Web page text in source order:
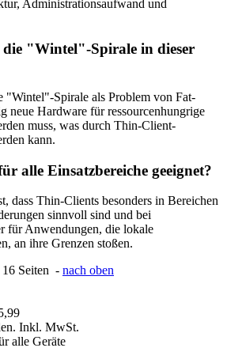
Administrationsaufwand und
die "Wintel"-Spirale in dieser
"Wintel"-Spirale als Problem von Fat-
neue Hardware für ressourcenhungrige
muss, was durch Thin-Client-
kann.
alle Einsatzbereiche geeignet?
dass Thin-Clients besonders in Bereichen
sinnvoll sind und bei
für Anwendungen, die lokale
an ihre Grenzen stoßen.
16 Seiten - nach oben
Inkl. MwSt.
alle Geräte